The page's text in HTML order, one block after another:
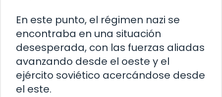
En este punto, el régimen nazi se
encontraba en una situación
desesperada, con las fuerzas aliadas
avanzando desde el oeste y el
ejército soviético acercándose desde
el este.